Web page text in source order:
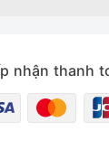
nhận thanh